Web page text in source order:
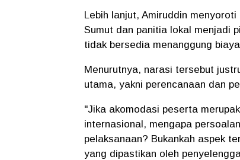
Lebih lanjut, Amiruddin
Sumut dan panitia lokal menjadi
tidak bersedia menanggung
Menurutnya, narasi tersebut
utama, yakni perencanaan dan
"Jika akomodasi peserta
internasional, mengapa
pelaksanaan? Bukankah aspek
yang dipastikan oleh